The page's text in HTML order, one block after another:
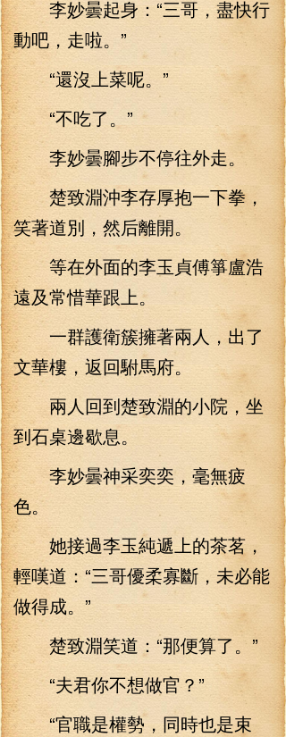
李妙曇起身：“三哥，盡快行
動吧，走啦。”
“還沒上菜呢。”
“不吃了。”
李妙曇腳步不停往外走。
楚致淵沖李存厚抱一下拳，
笑著道別，然后離開。
等在外面的李玉貞傅箏盧浩
遠及常惜華跟上。
一群護衛簇擁著兩人，出了
文華樓，返回駙馬府。
兩人回到楚致淵的小院，坐
到石桌邊歇息。
李妙曇神采奕奕，毫無疲
色。
她接過李玉純遞上的茶茗，
輕嘆道：“三哥優柔寡斷，未必能
做得成。”
楚致淵笑道：“那便算了。”
“夫君你不想做官？”
“官職是權勢，同時也是束